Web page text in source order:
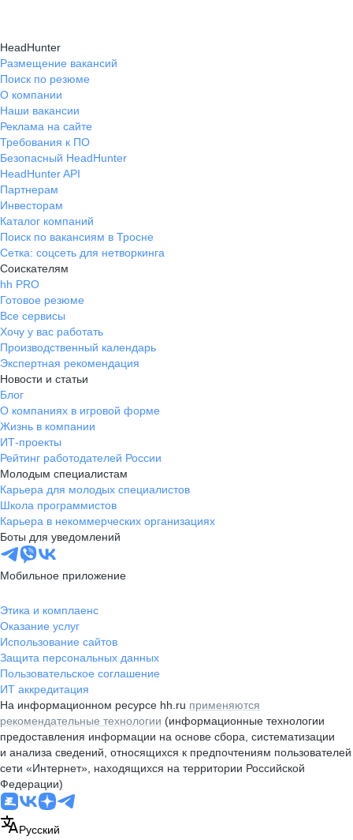
HeadHunter
Размещение вакансий
Поиск по резюме
О компании
Наши вакансии
Реклама на сайте
Требования к ПО
Безопасный HeadHunter
HeadHunter API
Партнерам
Инвесторам
Каталог компаний
Поиск по вакансиям в Тросне
Сетка: соцсеть для нетворкинга
Соискателям
hh PRO
Готовое резюме
Все сервисы
Хочу у вас работать
Производственный календарь
Экспертная рекомендация
Новости и статьи
Блог
О компаниях в игровой форме
Жизнь в компании
ИТ-проекты
Рейтинг работодателей России
Молодым специалистам
Карьера для молодых специалистов
Школа программистов
Карьера в некоммерческих организациях
Боты для уведомлений
Мобильное приложение
Этика и комплаенс
Оказание услуг
Использование сайтов
Защита персональных данных
Пользовательское соглашение
ИТ аккредитация
На информационном ресурсе hh.ru применяются
рекомендательные технологии (информационные технологии
предоставления информации на основе сбора, систематизации
и анализа сведений, относящихся к предпочтениям пользователей
сети «Интернет», находящихся на территории Российской
Федерации)
Русский